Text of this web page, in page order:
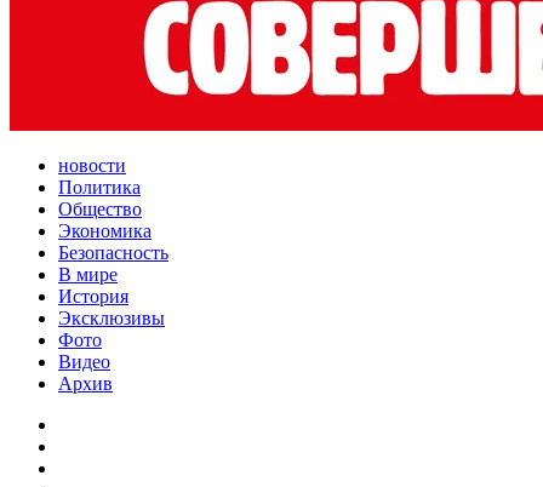
новости
Политика
Общество
Экономика
Безопасность
В мире
История
Эксклюзивы
Фото
Видео
Архив